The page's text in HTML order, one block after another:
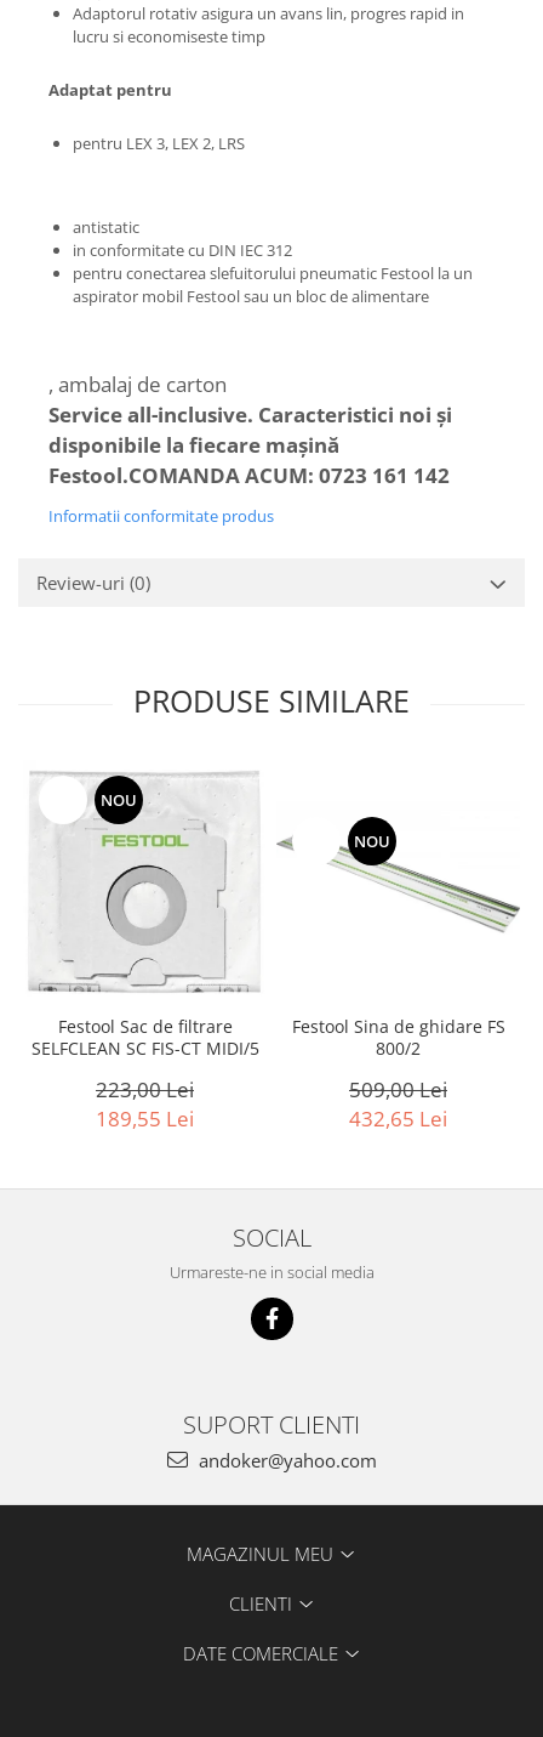
Slefuitoare pneumatice
Mașini de aplicat cant
acumulatori
Set maşină de înşurubat şi gaurit
Montarea podelelor
Şlefuitoare de renovare
Rindele
Seturi de scule electrice
Şabloane de profilare şi dispozitive
Accesorii acumulator
Accesorii pentru maşini
Capăt de burghiu
Elemente de fixare
Zencuitoare şi burghie teşitoare
Lână de miel pentru lustruire
Solutie de polisare
Tălpi suport de lustruire
Oscilatoare
Accesorii acumulator
Rindeluire
Alte accesorii
Buzunare
Menghine, cleme şi dispozitive de
Opritoare şi piese detaşabile
Seturi
Sine de ghidare
Slefuire
Abrazive
Accesorii pentru maşini
Sistem de slefuit/polizat cu
Talpă de şlefuire şi paduri
Adaptorul rotativ asigura un avans lin, progres rapid in
lucru si economiseste timp
Adaptat pentru
pentru LEX 3, LEX 2, LRS
antistatic
in conformitate cu DIN IEC 312
pentru conectarea slefuitorului pneumatic Festool la un
aspirator mobil Festool sau un bloc de alimentare
, ambalaj de carton
Service all-inclusive. Caracteristici noi şi
disponibile la fiecare maşină
Festool.COMANDA ACUM: 0723 161 142
Informatii conformitate produs
Review-uri (0)
PRODUSE SIMILARE
NOU
Festool Sac de filtrare
SELFCLEAN SC FIS-CT MIDI/5
223,00 Lei
189,55 Lei
NOU
Festool Sina de ghidare FS
800/2
509,00 Lei
432,65 Lei
SOCIAL
Urmareste-ne in social media
SUPORT CLIENTI
andoker@yahoo.com
MAGAZINUL MEU
CLIENTI
DATE COMERCIALE